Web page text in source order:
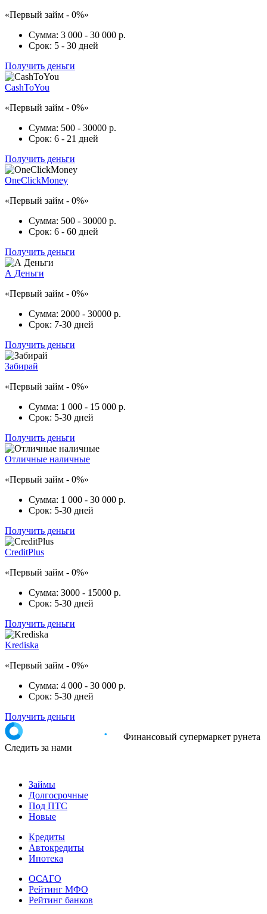
«Первый займ - 0%»
Сумма: 3 000 - 30 000 р.
Срок: 5 - 30 дней
Получить деньги
CashToYou
«Первый займ - 0%»
Сумма: 500 - 30000 р.
Срок: 6 - 21 дней
Получить деньги
OneClickMoney
«Первый займ - 0%»
Сумма: 500 - 30000 р.
Срок: 6 - 60 дней
Получить деньги
А Деньги
«Первый займ - 0%»
Сумма: 2000 - 30000 р.
Срок: 7-30 дней
Получить деньги
Забирай
«Первый займ - 0%»
Сумма: 1 000 - 15 000 р.
Срок: 5-30 дней
Получить деньги
Отличные наличные
«Первый займ - 0%»
Сумма: 1 000 - 30 000 р.
Срок: 5-30 дней
Получить деньги
CreditPlus
«Первый займ - 0%»
Сумма: 3000 - 15000 р.
Срок: 5-30 дней
Получить деньги
Krediska
«Первый займ - 0%»
Сумма: 4 000 - 30 000 р.
Срок: 5-30 дней
Получить деньги
Финансовый супермаркет рунета
Следить за нами
Займы
Долгосрочные
Под ПТС
Новые
Кредиты
Автокредиты
Ипотека
ОСАГО
Рейтинг МФО
Рейтинг банков